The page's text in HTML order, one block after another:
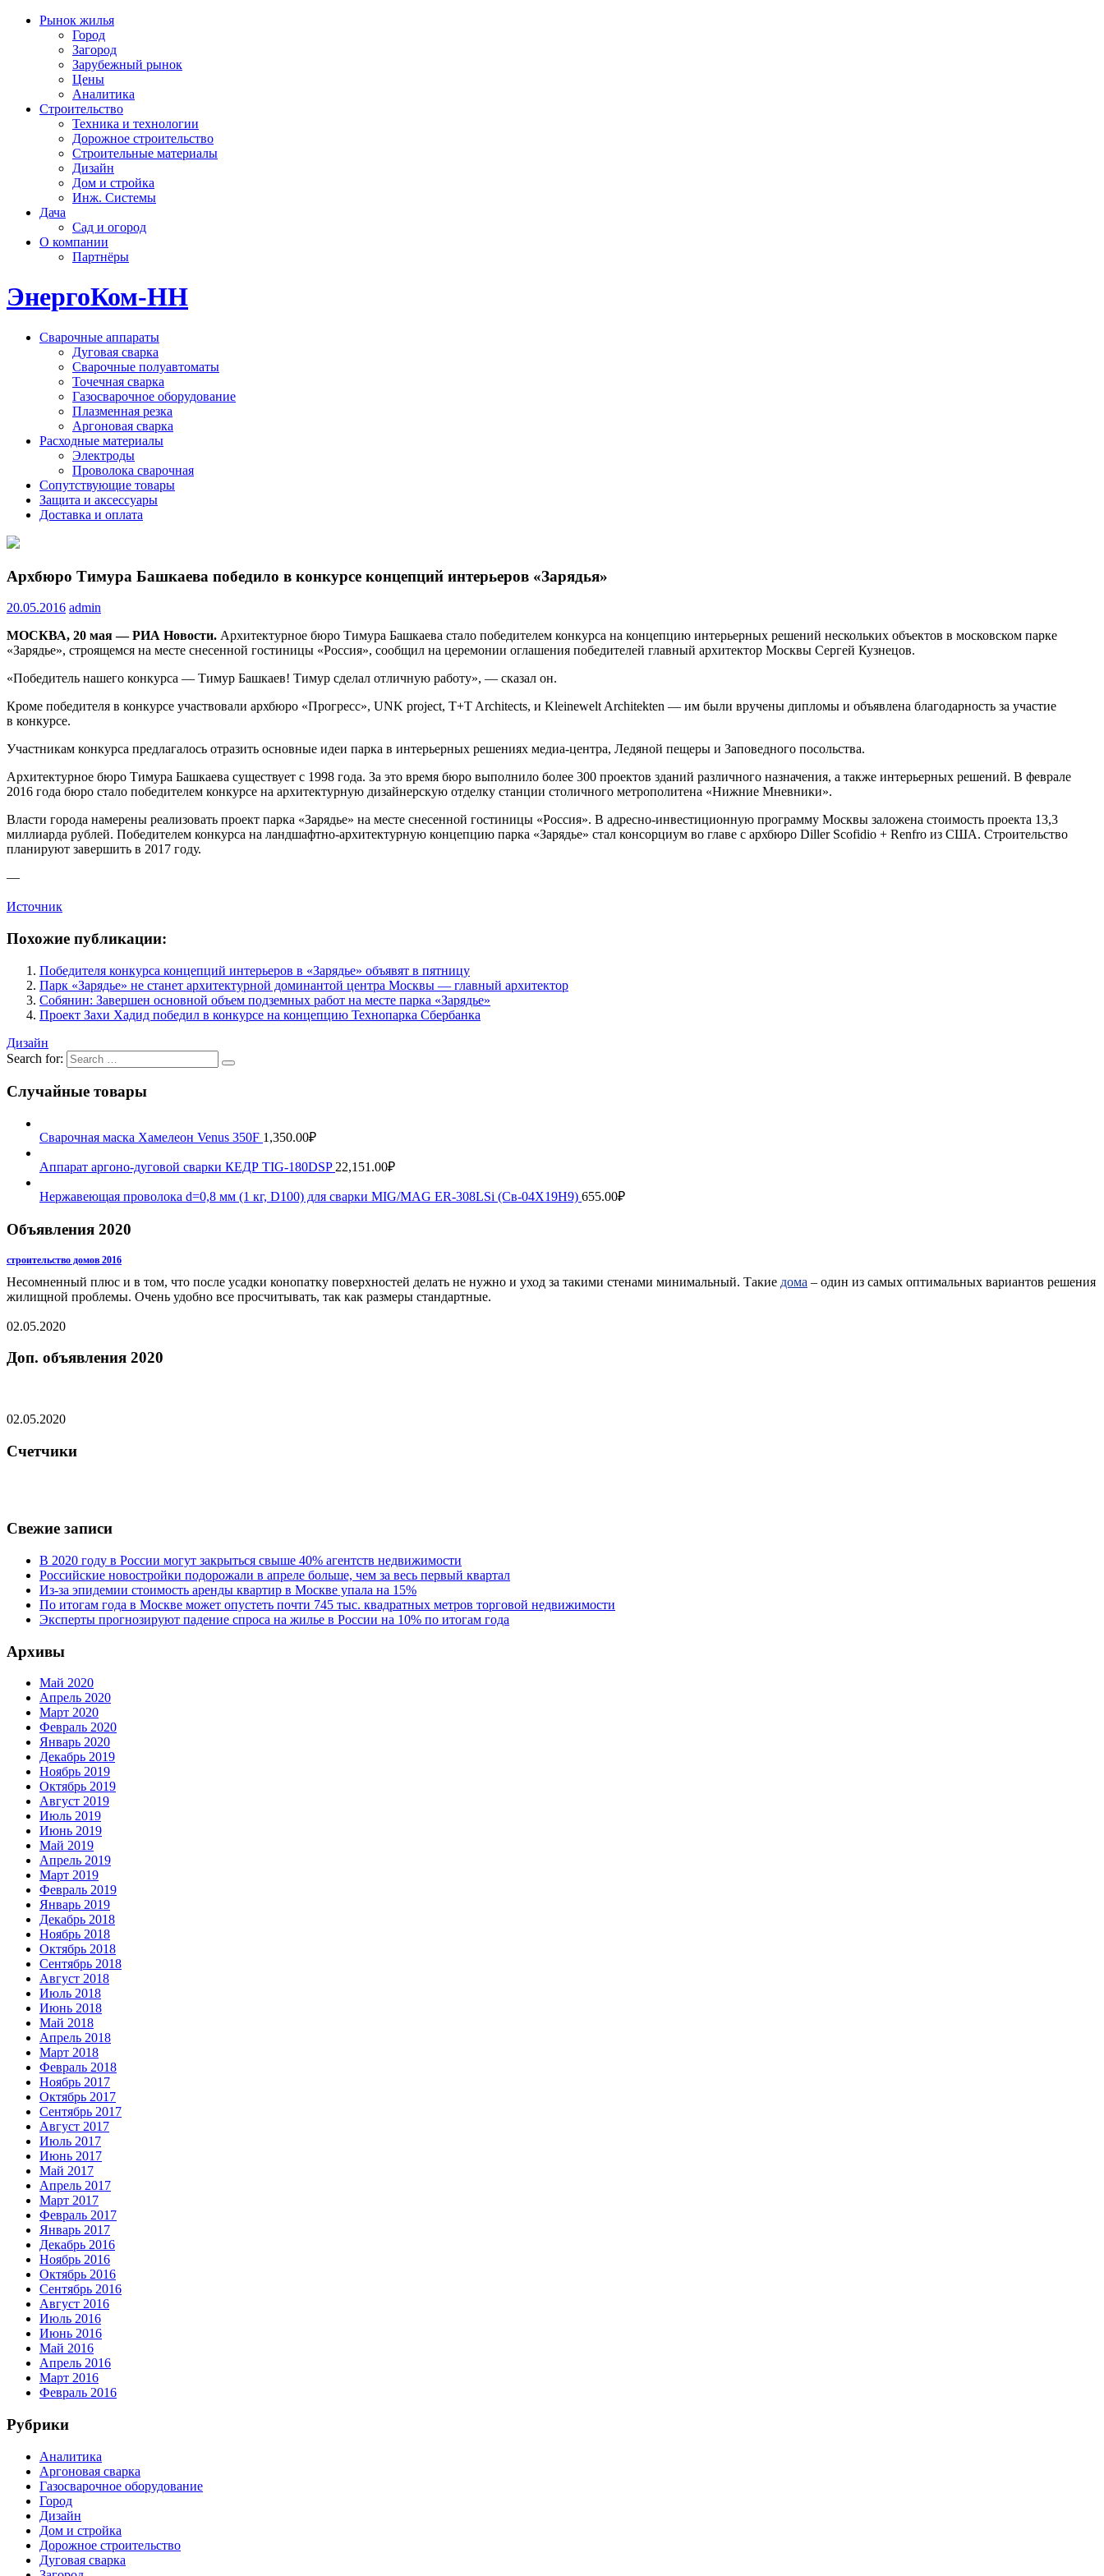
Рынок жилья
Город
Загород
Зарубежный рынок
Цены
Аналитика
Строительство
Техника и технологии
Дорожное строительство
Строительные материалы
Дизайн
Дом и стройка
Инж. Системы
Дача
Сад и огород
О компании
Партнёры
ЭнергоКом-НН
Сварочные аппараты
Дуговая сварка
Сварочные полуавтоматы
Точечная сварка
Газосварочное оборудование
Плазменная резка
Аргоновая сварка
Расходные материалы
Электроды
Проволока сварочная
Сопутствующие товары
Защита и аксессуары
Доставка и оплата
Архбюро Тимура Башкаева победило в конкурсе концепций интерьеров «Зарядья»
20.05.2016 admin
МОСКВА, 20 мая — РИА Новости. Архитектурное бюро Тимура Башкаева стало победителем конкурса на концепцию интерьерных решений нескольких объектов в московском парке
«Зарядье», строящемся на месте снесенной гостиницы «Россия», сообщил на церемонии оглашения победителей главный архитектор Москвы Сергей Кузнецов.
«Победитель нашего конкурса — Тимур Башкаев! Тимур сделал отличную работу», — сказал он.
Кроме победителя в конкурсе участвовали архбюро «Прогресс», UNK project, T+T Architects, и Kleinewelt Architekten — им были вручены дипломы и объявлена благодарность за участие
в конкурсе.
Участникам конкурса предлагалось отразить основные идеи парка в интерьерных решениях медиа-центра, Ледяной пещеры и Заповедного посольства.
Архитектурное бюро Тимура Башкаева существует с 1998 года. За это время бюро выполнило более 300 проектов зданий различного назначения, а также интерьерных решений. В феврале
2016 года бюро стало победителем конкурсе на архитектурную дизайнерскую отделку станции столичного метрополитена «Нижние Мневники».
Власти города намерены реализовать проект парка «Зарядье» на месте снесенной гостиницы «Россия». В адресно-инвестиционную программу Москвы заложена стоимость проекта 13,3
миллиарда рублей. Победителем конкурса на ландшафтно-архитектурную концепцию парка «Зарядье» стал консорциум во главе с архбюро Diller Scofidio + Renfro из США. Строительство
планируют завершить в 2017 году.
—
Источник
Похожие публикации:
Победителя конкурса концепций интерьеров в «Зарядье» объявят в пятницу
Парк «Зарядье» не станет архитектурной доминантой центра Москвы — главный архитектор
Собянин: Завершен основной объем подземных работ на месте парка «Зарядье»
Проект Захи Хадид победил в конкурсе на концепцию Технопарка Сбербанка
Дизайн
Search for:
Случайные товары
Сварочная маска Хамелеон Venus 350F 1,350.00₽
Аппарат аргоно-дуговой сварки КЕДР TIG-180DSP 22,151.00₽
Нержавеющая проволока d=0,8 мм (1 кг, D100) для сварки MIG/MAG ER-308LSi (Св-04Х19Н9) 655.00₽
Объявления 2020
строительство домов 2016
Несомненный плюс и в том, что после усадки конопатку поверхностей делать не нужно и уход за такими стенами минимальный. Такие дома – один из самых оптимальных вариантов решения
жилищной проблемы. Очень удобно все просчитывать, так как размеры стандартные.
02.05.2020
Доп. объявления 2020
02.05.2020
Счетчики
Свежие записи
В 2020 году в России могут закрыться свыше 40% агентств недвижимости
Российские новостройки подорожали в апреле больше, чем за весь первый квартал
Из-за эпидемии стоимость аренды квартир в Москве упала на 15%
По итогам года в Москве может опустеть почти 745 тыс. квадратных метров торговой недвижимости
Эксперты прогнозируют падение спроса на жилье в России на 10% по итогам года
Архивы
Май 2020
Апрель 2020
Март 2020
Февраль 2020
Январь 2020
Декабрь 2019
Ноябрь 2019
Октябрь 2019
Август 2019
Июль 2019
Июнь 2019
Май 2019
Апрель 2019
Март 2019
Февраль 2019
Январь 2019
Декабрь 2018
Ноябрь 2018
Октябрь 2018
Сентябрь 2018
Август 2018
Июль 2018
Июнь 2018
Май 2018
Апрель 2018
Март 2018
Февраль 2018
Ноябрь 2017
Октябрь 2017
Сентябрь 2017
Август 2017
Июль 2017
Июнь 2017
Май 2017
Апрель 2017
Март 2017
Февраль 2017
Январь 2017
Декабрь 2016
Ноябрь 2016
Октябрь 2016
Сентябрь 2016
Август 2016
Июль 2016
Июнь 2016
Май 2016
Апрель 2016
Март 2016
Февраль 2016
Рубрики
Аналитика
Аргоновая сварка
Газосварочное оборудование
Город
Дизайн
Дом и стройка
Дорожное строительство
Дуговая сварка